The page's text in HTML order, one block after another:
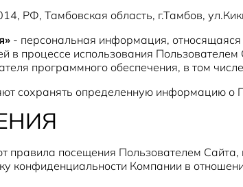
РФ, Тамбовская область, г.Тамбов,
- персональная информация,
в процессе использования
программного обеспечения, в том
сохранять определенную информацию о
правила посещения Пользователем
конфиденциальности Компании в